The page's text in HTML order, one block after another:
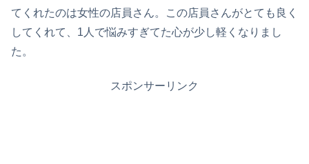
てくれたのは女性の店員さん。この店員さんがとても良く
してくれて、1人で悩みすぎてた心が少し軽くなりまし
た。
スポンサーリンク